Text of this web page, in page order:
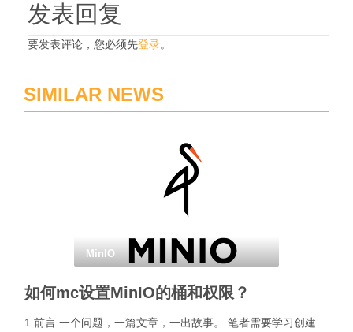
发表回复
要发表评论，您必须先登录。
SIMILAR NEWS
MinIO
如何mc设置MinIO的桶和权限？
1 前言 一个问题，一篇文章，一出故事。 笔者需要学习创建